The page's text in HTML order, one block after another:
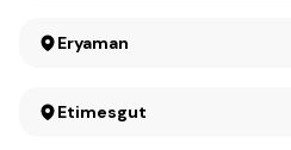
Eryaman
Etimesgut